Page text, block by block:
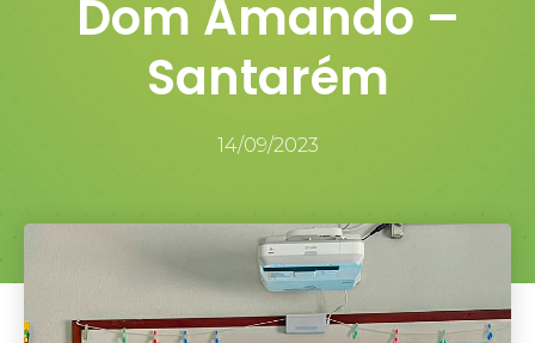
Dom Amando –
Santarém
14/09/2023